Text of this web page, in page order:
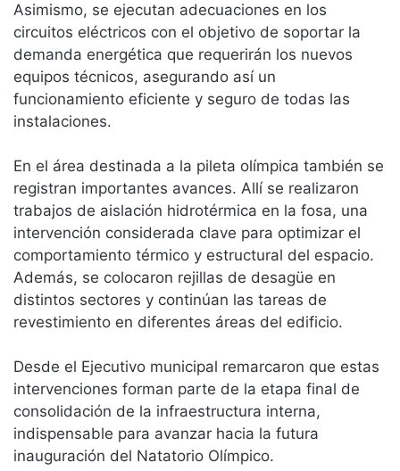
Asimismo, se ejecutan adecuaciones en los
circuitos eléctricos con el objetivo de soportar la
demanda energética que requerirán los nuevos
equipos técnicos, asegurando así un
funcionamiento eficiente y seguro de todas las
instalaciones.
En el área destinada a la pileta olímpica también se
registran importantes avances. Allí se realizaron
trabajos de aislación hidrotérmica en la fosa, una
intervención considerada clave para optimizar el
comportamiento térmico y estructural del espacio.
Además, se colocaron rejillas de desagüe en
distintos sectores y continúan las tareas de
revestimiento en diferentes áreas del edificio.
Desde el Ejecutivo municipal remarcaron que estas
intervenciones forman parte de la etapa final de
consolidación de la infraestructura interna,
indispensable para avanzar hacia la futura
inauguración del Natatorio Olímpico.